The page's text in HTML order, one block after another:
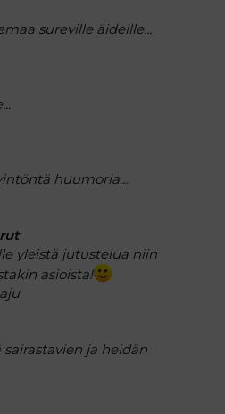
sureville äideille...
huumoria...
yleistä jutustelua niin
asioista!
sairastavien ja heidän